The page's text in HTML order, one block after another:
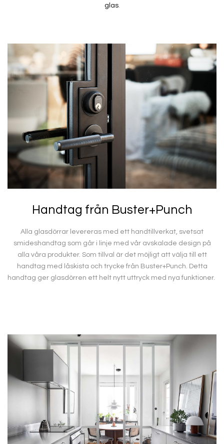
glas.
Handtag från Buster+Punch
Alla glasdörrar levereras med ett handtillverkat, svetsat
smideshandtag som går i linje med vår avskalade design på
alla våra produkter. Som tillval är det möjligt att välja till ett
handtag med låskista och trycke från Buster+Punch. Detta
handtag ger glasdörren ett helt nytt uttryck med nya funktioner.